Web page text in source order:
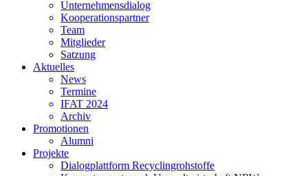
Unternehmensdialog
Kooperationspartner
Team
Mitglieder
Satzung
Aktuelles
News
Termine
IFAT 2024
Archiv
Promotionen
Alumni
Projekte
Dialogplattform Recyclingrohstoffe